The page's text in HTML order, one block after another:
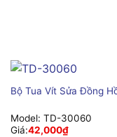
Bộ Tua Vít Sửa Đồng
Model: TD-30060
Giá:42,000₫